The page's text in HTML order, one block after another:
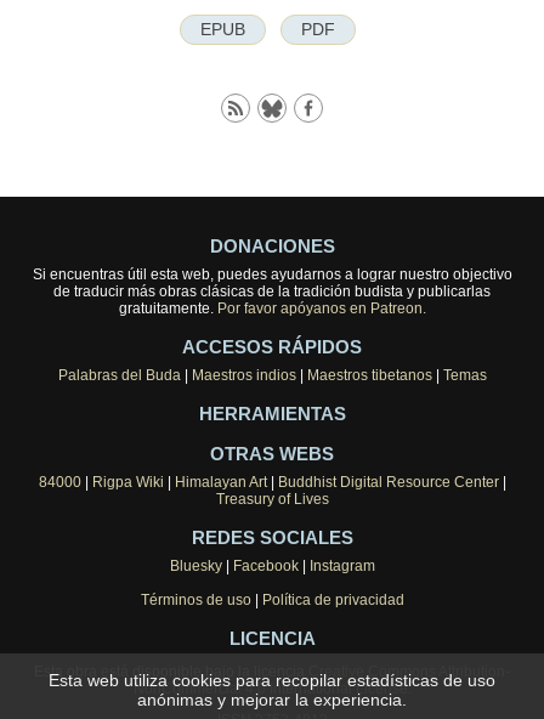
EPUB PDF
DONACIONES
Si encuentras útil esta web, puedes ayudarnos a lograr nuestro objectivo
de traducir más obras clásicas de la tradición budista y publicarlas
gratuitamente. Por favor apóyanos en Patreon.
ACCESOS RÁPIDOS
Palabras del Buda | Maestros indios| Maestros tibetanos| Temas
HERRAMIENTAS
OTRAS WEBS
84000| Rigpa Wiki | Himalayan Art| Buddhist Digital Resource Center|
Treasury of Lives
REDES SOCIALES
Bluesky| Facebook| Instagram
Términos de uso| Política de privacidad
LICENCIA
Esta obra está disponible bajo la licencia
Creative Commons Attribution-
NonCommercial 4.0 International License.
Esta web utiliza cookies para recopilar estadísticas de uso
anónimas y mejorar la experiencia.